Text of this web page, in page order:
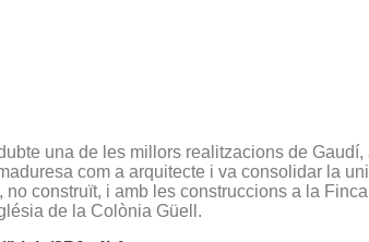
una de les millors realitzacions de
com a arquitecte i va consolidar la
no construït, i amb les construccions a la
de la Colònia Güell.